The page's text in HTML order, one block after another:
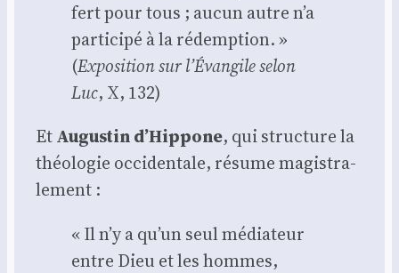
fert pour tous ; aucun autre n’a
par­ti­ci­pé à la rédemp­tion. »
(Expo­si­tion sur l’Évangile selon
Luc, X, 132)
EtAugus­tin d’Hippone, qui struc­ture la
théo­lo­gie occi­den­tale, résume magis­tra­
le­ment :
« Il n’y a qu’un seul média­teur
entre Dieu et les hommes,